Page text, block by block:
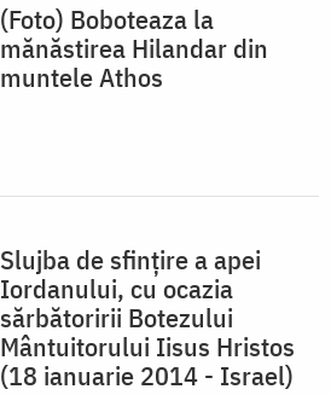
(Foto) Boboteaza la
mănăstirea Hilandar din
muntele Athos
Slujba de sfinţire a apei
Iordanului, cu ocazia
sărbătoririi Botezului
Mântuitorului Iisus Hristos
(18 ianuarie 2014 - Israel)